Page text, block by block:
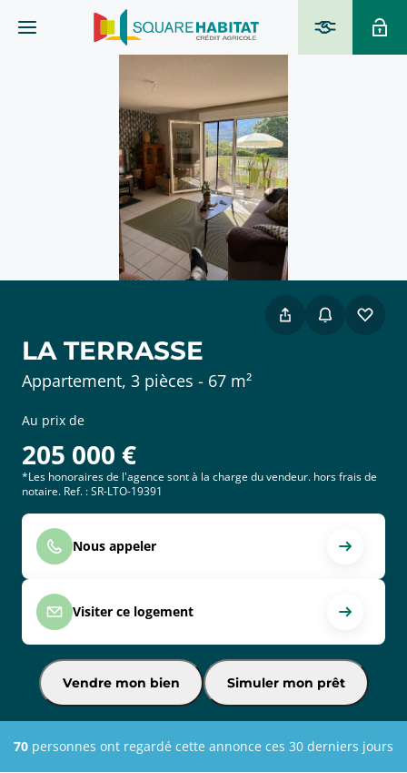
LA TERRASSE
Appartement, 3 pièces - 67 m²
Au prix de
205 000 €
*Les honoraires de l'agence sont à la charge du vendeur. hors frais de
notaire. Ref. : SR-LTO-19391
Nous appeler
Visiter ce logement
Simuler mon prêt
Vendre mon bien
70 personnes ont regardé cette annonce ces 30 derniers jours